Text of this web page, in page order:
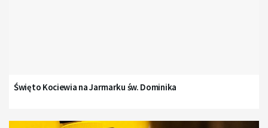
Święto Kociewia na Jarmarku św. Dominika